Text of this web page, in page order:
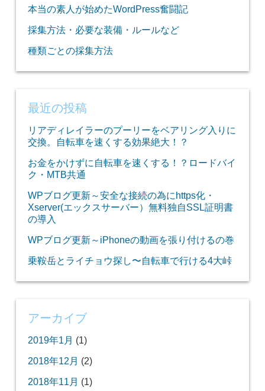
本当の素人が始めたWordPress奮闘記
採集方法・必要な装備・ルールなど
種類ごとの採集方法
最近の投稿
リアディレイラーのプーリーをベアリング入りに
交換。自転車を速くする効果絶大！？
お金をかけずに自転車を速くする！？ロードバイ
ク・MTB共通
WPブログ更新～安全な接続の為にhttps化・
Xserver(エックスサーバー）無料独自SSL証明書
の導入
WPブログ更新～iPhoneの動画を張り付けるの巻
乗鞍岳とライチョウ探し〜自転車で行ける4大峠
アーカイブ
2019年1月 (1)
2018年12月 (2)
2018年11月 (1)